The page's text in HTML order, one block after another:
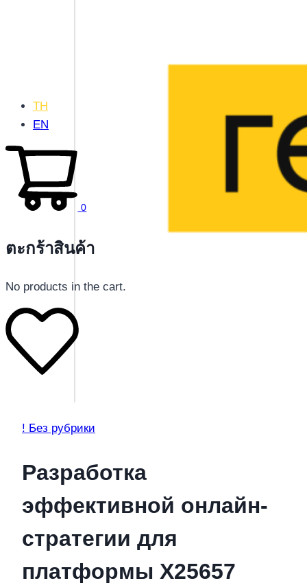
TH
EN
0
ตะกร้าสินค้า
No products in the cart.
! Без рубрики
Разработка
эффективной онлайн-
стратегии для
платформы X25657